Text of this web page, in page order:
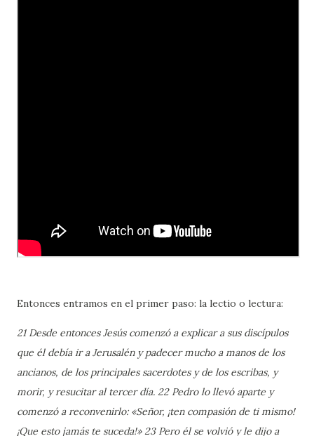
Entonces entramos en el primer paso: la lectio o lectura:
21 Desde entonces Jesús comenzó a explicar a sus discípulos
que él debía ir a Jerusalén y padecer mucho a manos de los
ancianos, de los principales sacerdotes y de los escribas, y
morir, y resucitar al tercer día. 22 Pedro lo llevó aparte y
comenzó a reconvenirlo: «Señor, ¡ten compasión de ti mismo!
¡Que esto jamás te suceda!» 23 Pero él se volvió y le dijo a